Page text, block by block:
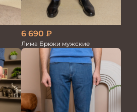
6 690 ₽
Лима Брюки мужские